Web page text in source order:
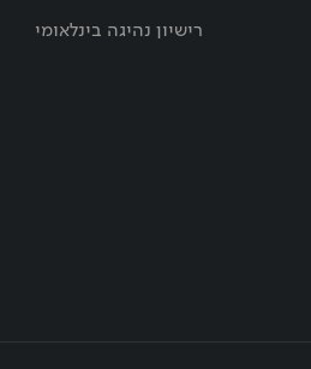
רישיון נהיגה בינלאומי